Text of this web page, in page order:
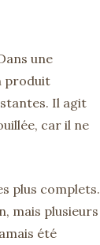
une
produit
Il agit
car il ne
plus complets.
mais plusieurs
été